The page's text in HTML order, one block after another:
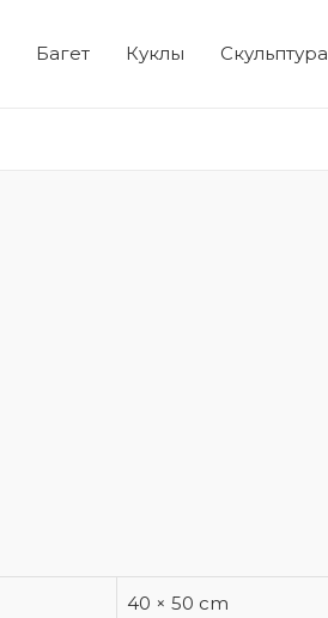
Багет Куклы Скульптура
40 × 50 cm